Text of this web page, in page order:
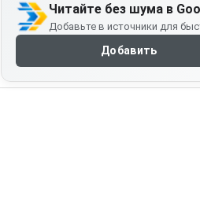
Читайте без шума в
Добавьте в источники для
Добавить